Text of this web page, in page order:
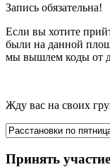
Запись обязательна!
Если вы хотите
были на данной
мы вышлем коды от
Жду вас на своих
Принять участие